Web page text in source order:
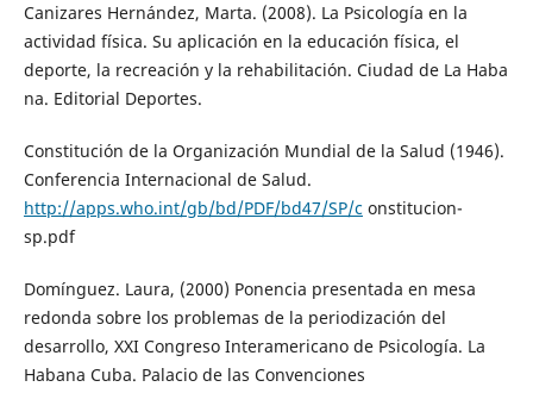
Canizares Hernández, Marta. (2008). La Psicología en la
actividad física. Su aplicación en la educación física, el
deporte, la recreación y la rehabilitación. Ciudad de La Haba
na. Editorial Deportes.
Constitución de la Organización Mundial de la Salud (1946).
Conferencia Internacional de Salud.
http://apps.who.int/gb/bd/PDF/bd47/SP/c onstitucion-
sp.pdf
Domínguez. Laura, (2000) Ponencia presentada en mesa
redonda sobre los problemas de la periodización del
desarrollo, XXI Congreso Interamericano de Psicología. La
Habana Cuba. Palacio de las Convenciones